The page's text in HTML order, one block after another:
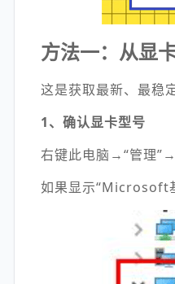
方法一：从显
这是获取最新、最稳
1、确认显卡型号
右键此电脑→“管理
如果显示“Microsoft